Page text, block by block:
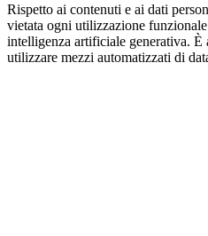
Rispetto ai contenuti e ai dati
vietata ogni utilizzazione
intelligenza artificiale generativa. È
utilizzare mezzi automatizzati di